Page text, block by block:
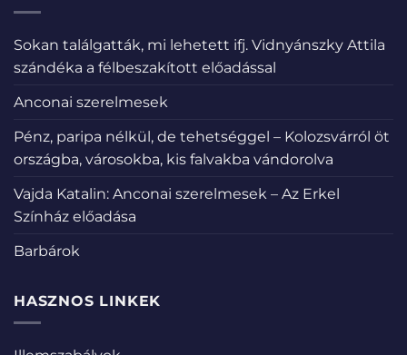
Sokan találgatták, mi lehetett ifj. Vidnyánszky Attila
szándéka a félbeszakított előadással
Anconai szerelmesek
Pénz, paripa nélkül, de tehetséggel – Kolozsvárról öt
országba, városokba, kis falvakba vándorolva
Vajda Katalin: Anconai szerelmesek – Az Erkel
Színház előadása
Barbárok
HASZNOS LINKEK